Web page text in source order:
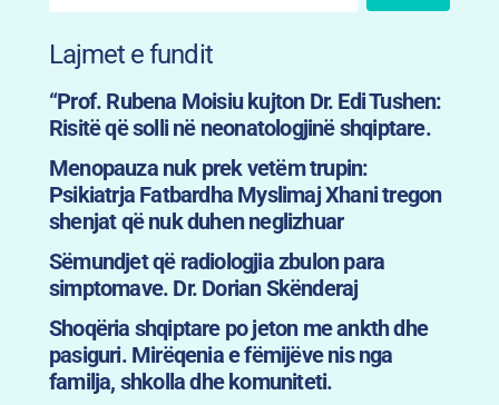
Lajmet e fundit
“Prof. Rubena Moisiu kujton Dr. Edi Tushen:
Risitë që solli në neonatologjinë shqiptare.
Menopauza nuk prek vetëm trupin:
Psikiatrja Fatbardha Myslimaj Xhani tregon
shenjat që nuk duhen neglizhuar
Sëmundjet që radiologjia zbulon para
simptomave. Dr. Dorian Skënderaj
Shoqëria shqiptare po jeton me ankth dhe
pasiguri. Mirëqenia e fëmijëve nis nga
familja, shkolla dhe komuniteti.